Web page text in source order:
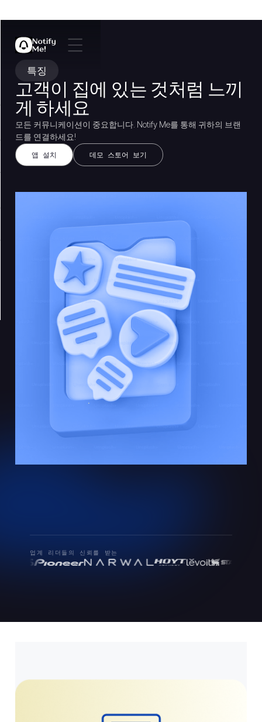
특징
고객이 집에 있는 것처럼 느끼
게 하세요
모든 커뮤니케이션이 중요합니다. Notify Me를 통해 귀하의 브랜
드를 연결하세요!
앱 설치 데모 스토어 보기
업계 리더들의 신뢰를 받는